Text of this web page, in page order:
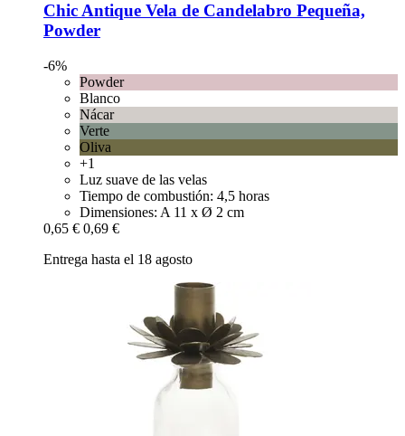
Chic Antique Vela de Candelabro Pequeña,
Powder
-6%
Powder
Blanco
Nácar
Verte
Oliva
+1
Luz suave de las velas
Tiempo de combustión: 4,5 horas
Dimensiones: A 11 x Ø 2 cm
0,65 € 0,69 €
Entrega hasta el 18 agosto